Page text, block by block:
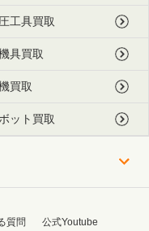
工具買取
具買取
買取
ット買取
質問 公式Youtube